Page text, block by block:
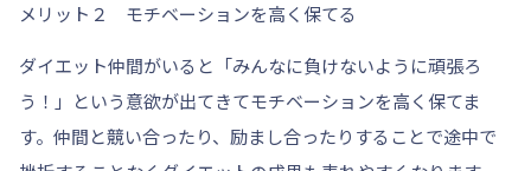
メリット２ モチベーションを高く保てる
ダイエット仲間がいると 「みんなに負けないように頑張ろ
う！」
という意欲が出てきてモチベーションを高く保てま
す。仲間と競い合ったり、励まし合ったりすることで途中で